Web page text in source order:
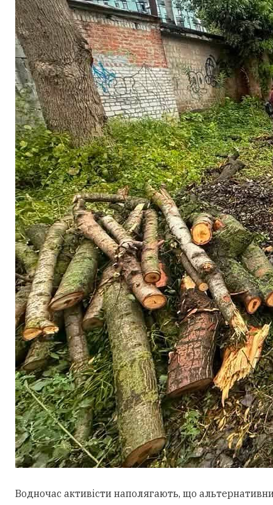
Водночас активісти наполягають, що